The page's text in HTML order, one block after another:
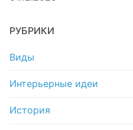
РУБРИКИ
Виды
Интерьерные идеи
История